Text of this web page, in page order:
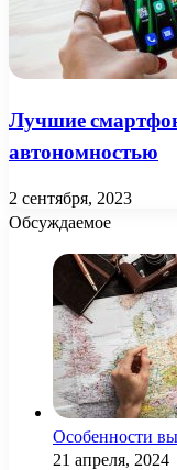
Лучшие
автономностью
2 сентября, 2023
Обсуждаемое
Особенности
21 апреля, 2024